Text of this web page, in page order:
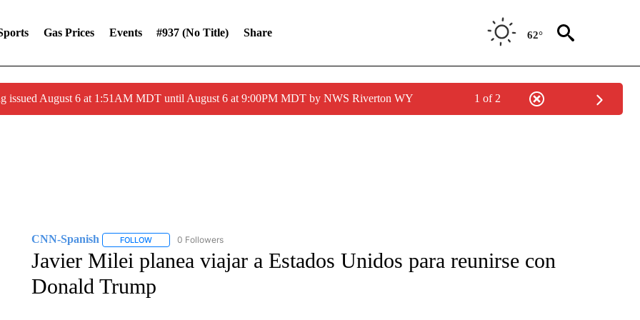
Gas Prices Events #937 (no Title) Share 62°
issued August 6 at 1:51AM MDT until August 6 at 9:00PM MDT by NWS Riverton WY 1 of 2
CNN-Spanish FOLLOWFOLLOW "CNN-SPANISH" TO RECEIVE NOTIFICATIONS ABOUT NEW PAGES ON "CNN-SPANISH".
0 Followers
Javier Milei planea viajar a Estados Unidos para reunirse con
Donald Trump